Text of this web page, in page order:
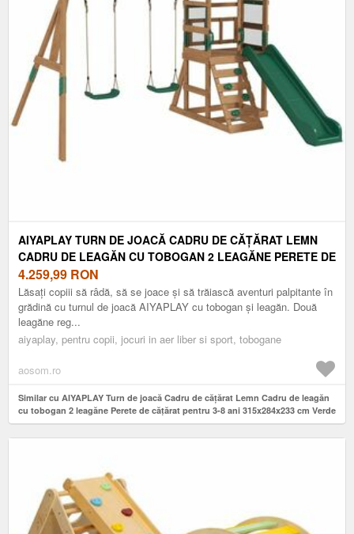
AIYAPLAY TURN DE JOACĂ CADRU DE CĂȚĂRAT LEMN
CADRU DE LEAGĂN CU TOBOGAN 2 LEAGĂNE PERETE DE
CĂȚĂRAT PENTRU 3-8 ANI 315X284X233 CM VERDE |
AOSOM ROMANIA
4.259,99 RON
Lăsați copiii să râdă, să se joace și să trăiască aventuri palpitante în
grădină cu turnul de joacă AIYAPLAY cu tobogan și leagăn. Două
leagăne reg...
aiyaplay, pentru copii, jocuri in aer liber si sport, tobogane
aosom.ro
Similar cu AIYAPLAY Turn de joacă Cadru de cățărat Lemn Cadru de leagăn
cu tobogan 2 leagăne Perete de cățărat pentru 3-8 ani 315x284x233 cm Verde
| Aosom Romania